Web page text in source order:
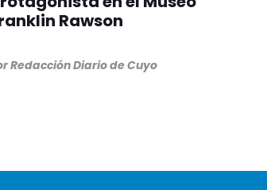
Rawson
Redacción Diario de Cuyo